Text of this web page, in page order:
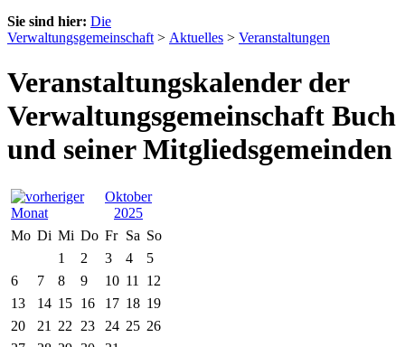
Sie sind hier: Die
Verwaltungsgemeinschaft > Aktuelles > Veranstaltungen
Veranstaltungskalender der
Verwaltungsgemeinschaft Buch
und seiner Mitgliedsgemeinden
Oktober
2025
Mo Di Mi Do Fr Sa So
1
2 3 4
5
6
7 8 9 10 11
12
13
14 15 16 17 18 19
20
21 22 23 24 25 26